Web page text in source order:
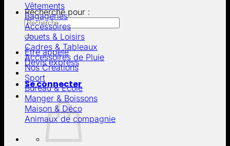
Recherche pour :
Être appelé
Devis express
Se connecter
Vêtements
Bagageries
Accessoires
Jouets & Loisirs
Cadres & Tableaux
Accessoires de Pluie
Nos Créations
Sport
Bureau & École
Manger & Boissons
Maison & Déco
Animaux de compagnie